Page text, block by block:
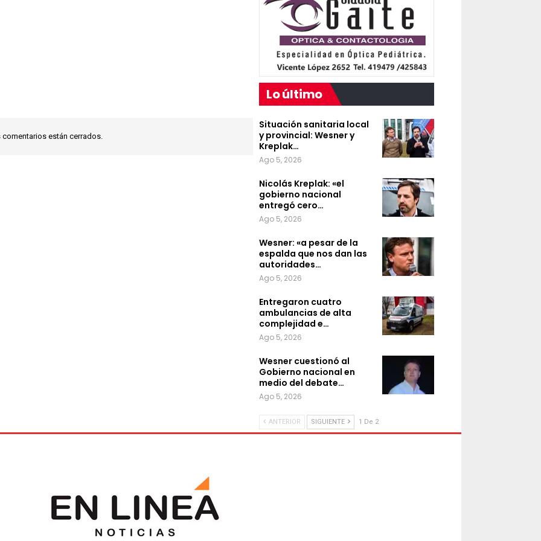
comentarios están cerrados.
Lo último
Situación sanitaria local
y provincial: Wesner y
Kreplak…
Ago 5, 2026
Nicolás Kreplak: «el
gobierno nacional
entregó cero…
Ago 5, 2026
Wesner: «a pesar de la
espalda que nos dan las
autoridades…
Ago 5, 2026
Entregaron cuatro
ambulancias de alta
complejidad e…
Ago 5, 2026
Wesner cuestionó al
Gobierno nacional en
medio del debate…
Ago 5, 2026
ANTERIOR SIGUIENTE 1 De 2